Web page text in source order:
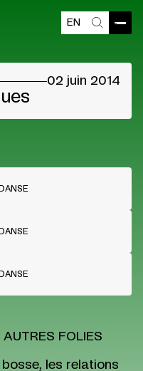
EN
Lire sur Youtube
02 juin 2014
FOLIES
bosse, les relations